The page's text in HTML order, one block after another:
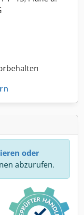
oder
abzurufen.